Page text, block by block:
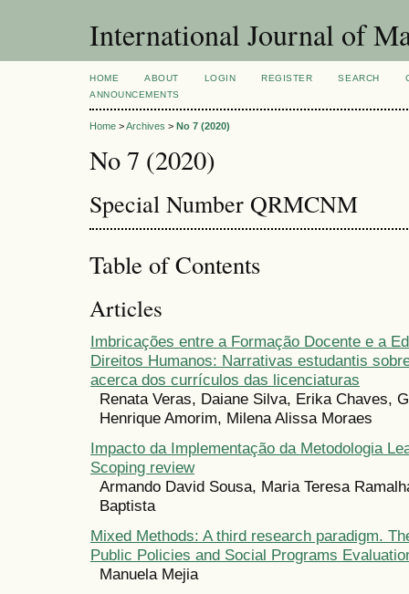
International Journal of
HOME ABOUT LOGIN REGISTER SEARCH
ANNOUNCEMENTS
Home >Archives > No 7 (2020)
No 7 (2020)
Special Number QRMCNM
Table of Contents
Articles
Imbricações entre a Formação Docente e a
Direitos Humanos: Narrativas estudantis
acerca dos currículos das licenciaturas
Renata Veras, Daiane Silva, Erika Chaves,
Henrique Amorim, Milena Alissa Moraes
Impacto da Implementação da Metodologia
Scoping review
Armando David Sousa, Maria Teresa
Baptista
Mixed Methods: A third research paradigm.
Public Policies and Social Programs
Manuela Mejia